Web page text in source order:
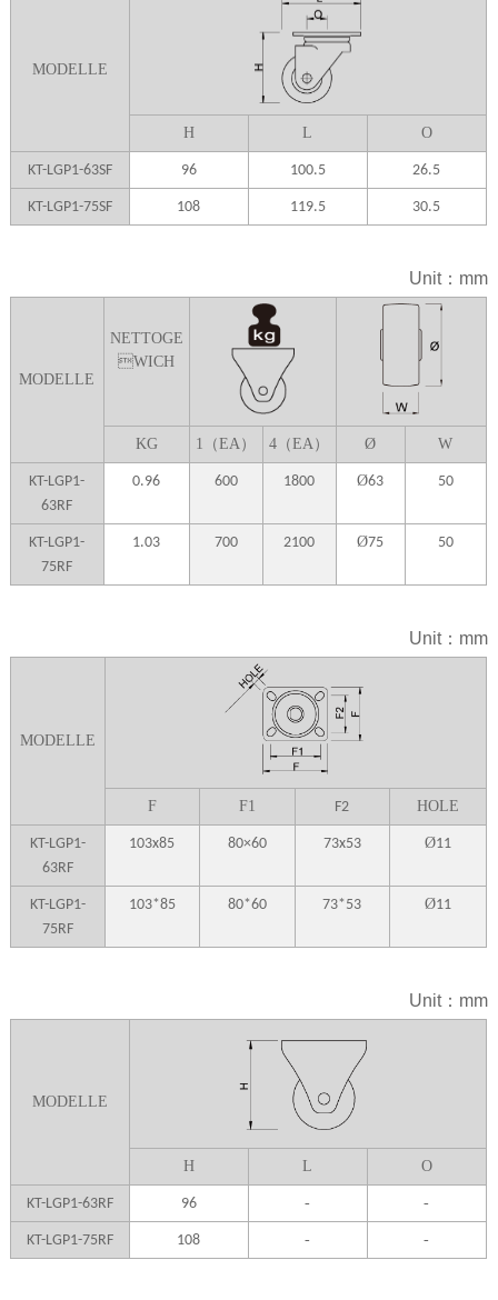
MODELLE
H L O
KT-LGP1-63SF 96 100.5 26.5
KT-LGP1-75SF 108 119.5 30.5
Unit：mm
MODELLE
NETTOGE
WICH
KG 1（EA） 4（EA） Ø W
KT-LGP1-
63RF
0.96 600 1800 Ø63 50
KT-LGP1-
75RF
1.03 700 2100 Ø75 50
Unit：mm
MODELLE
F F1 F2 HOLE
KT-LGP1-
63RF
103x85 80×60 73x53 Ø11
KT-LGP1-
75RF
103*85 80*60 73*53 Ø11
Unit：mm
MODELLE
H L O
KT-LGP1-63RF 96 - -
KT-LGP1-75RF 108 - -